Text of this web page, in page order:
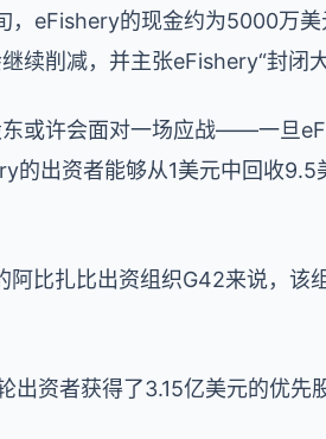
，eFishery的现金约为5000万
削减，并主张eFishery“封闭大
或许会面对一场应战——一旦
的出资者能够从1美元中回收9.5
比扎比出资组织G42来说，该
资者获得了3.15亿美元的优先